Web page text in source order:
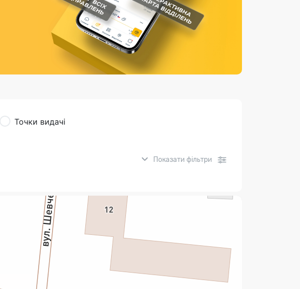
Страхові послуги
Каталог «Укрпошта Маркет»
Точки видачі
Показати фільтри
Фінансові послуги:
Термінові перекази
Комунальні та інші платежі